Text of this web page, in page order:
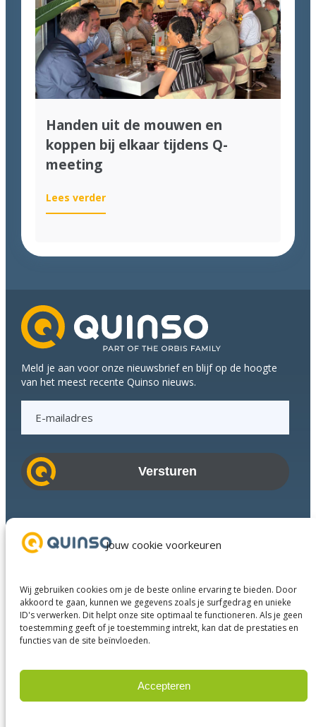
Jouw cookie voorkeuren
Wij gebruiken cookies om je de beste online ervaring te bieden. Door
akkoord te gaan, kunnen we gegevens zoals je surfgedrag en unieke
ID's verwerken. Dit helpt onze site optimaal te functioneren. Als je geen
toestemming geeft of je toestemming intrekt, kan dat de prestaties en
functies van de site beïnvloeden.
Accepteren
Computable
Awards
2026!
Handen uit de mouwen en
koppen bij elkaar tijdens Q-
meeting
Lees verder:
Handen
mouwen
elkaar
tijdens
Q-
meeting
Meld je aan voor onze nieuwsbrief en blijf op de hoogte
van het meest recente Quinso nieuws.
a
i
a
d
r
s
Succesverhalen
Over ons
Businesspartners
Contact
LinkedInInstagramFacebook YouTube